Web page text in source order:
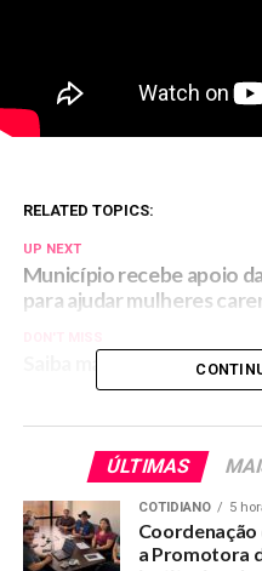
RELATED TOPICS:
UP NEXT
Município recebe apoio
para ajudar mulheres
Saiba mais sobre o
ÚLTIMAS
COTIDIANO 5
Coordenação
a Promotora